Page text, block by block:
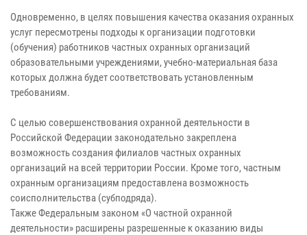
Одновременно, в целях повышения качества оказания охранных
услуг пересмотрены подходы к организации подготовки
(обучения) работников частных охранных организаций
образовательными учреждениями, учебно-материальная база
которых должна будет соответствовать установленным
требованиям.
С целью совершенствования охранной деятельности в
Российской Федерации законодательно закреплена
возможность создания филиалов частных охранных
организаций на всей территории России. Кроме того, частным
охранным организациям предоставлена возможность
соисполнительства (субподряда).
Также Федеральным законом «О частной охранной
деятельности» расширены разрешенные к оказанию виды